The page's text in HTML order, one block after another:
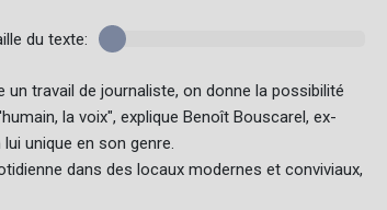
du texte:
travail de journaliste, on donne la possibilité
la voix", explique Benoît Bouscarel, ex-
unique en son genre.
dans des locaux modernes et conviviaux,